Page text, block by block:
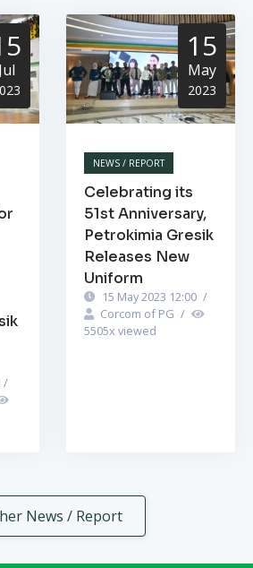
Jul
/
15
May
2023
NEWS / REPORT
Celebrating its
51st Anniversary,
Petrokimia Gresik
Releases New
Uniform
15 May 2023 12:00 /
Corcom of PG /
5505x viewed
News / Report